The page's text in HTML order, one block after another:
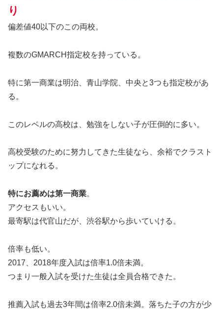
り
偏差値40以下のこの両校。
複数のGMARCH指定校を持っている。
特に第一商業は明治、青山学院、中央と3つも指定校があ
る。
このレベルの高校は、勉強をしない子が圧倒的に多い。
高校受験のために努力してきた生徒なら、余裕でクラスト
ップになれる。
特にお薦めは第一商業。
アクセスもいい。
最寄駅は代官山だが、渋谷駅から歩いていける。
倍率も低い。
2017、2018年度入試は倍率1.0倍未満。
つまり一般入試を受けた生徒は全員合格できた。
推薦入試も過去3年間は倍率2.0倍未満。落ちた子の方が少